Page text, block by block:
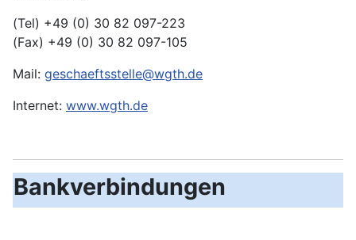
(Tel) +49 (0) 30 82 097-223
(Fax) +49 (0) 30 82 097-105
Mail: geschaeftsstelle@wgth.de
Internet: www.wgth.de
Bankverbindungen